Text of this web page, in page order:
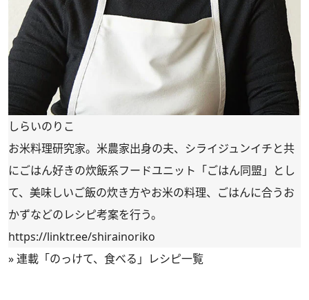
しらいのりこ
お米料理研究家。米農家出身の夫、シライジュンイチと共
にごはん好きの炊飯系フードユニット「ごはん同盟」とし
て、美味しいご飯の炊き方やお米の料理、ごはんに合うお
かずなどのレシピ考案を行う。
https://linktr.ee/shirainoriko
»連載「のっけて、食べる」レシピ一覧